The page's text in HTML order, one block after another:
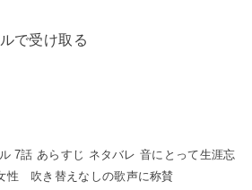
で受け取る
7話 あらすじ ネタバレ 音にとって生涯忘
性 吹き替えなしの歌声に称賛